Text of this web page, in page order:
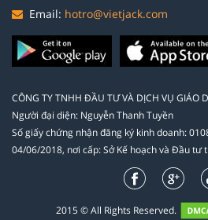
Email: hotro@vietjack.com
CÔNG TY TNHH ĐẦU TƯ VÀ DỊCH VỤ GIÁO
Người đại diện: Nguyễn Thanh Tuyền
Số giấy chứng nhận đăng ký kinh doanh:
04/06/2018, nơi cấp: Sở Kế hoạch và Đầu tư
2015 © All Rights Reserved.